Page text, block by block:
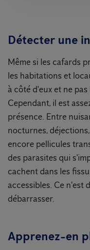
Détecter une
Même si les cafards
les habitations et
à côté d'eux et ne
Cependant, il est
présence. Entre
nocturnes,
encore pellicules
des parasites qui
cachent dans les
accessibles. Ce n'est
débarrasser.
Apprenez-en